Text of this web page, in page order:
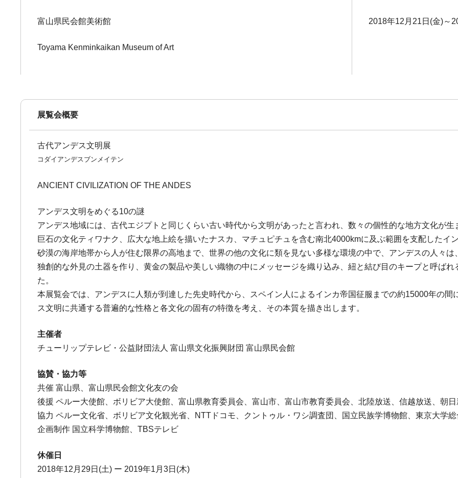
富山県民会館美術館
Toyama Kenminkaikan Museum of Art
2018年12月21日(金)～
展覧会概要
古代アンデス文明展
コダイアンデスブンメイテン
ANCIENT CIVILIZATION OF THE ANDES
アンデス文明をめぐる10の謎
アンデス地域には、古代エジプトと同じくらい古い時代から文明があったと言われ、数々の個性的な地方文化が生
巨石の文化ティワナク、広大な地上絵を描いたナスカ、マチュピチュを含む南北4000kmに及ぶ範囲を支配したイン
砂漠の海岸地帯から人が住む限界の高地まで、世界の他の文化に類を見ない多様な環境の中で、アンデスの人々は
独創的な外見の土器を作り、黄金の製品や美しい織物の中にメッセージを織り込み、紐と結び目のキープと呼ば
た。
本展覧会では、アンデスに人類が到達した先史時代から、スペイン人によるインカ帝国征服までの約15000年の
ス文明に共通する普遍的な性格と各文化の固有の特徴を考え、その本質を描き出します。
主催者
チューリップテレビ・公益財団法人 富山県文化振興財団 富山県民会館
協賛・協力等
共催 富山県、富山県民会館文化友の会
後援 ペルー大使館、ボリビア大使館、富山県教育委員会、富山市、富山市教育委員会、北陸放送、信越放送、朝
協力 ペルー文化省、ボリビア文化観光省、NTTドコモ、クントゥル・ワシ調査団、国立民族学博物館、東京大学
企画制作 国立科学博物館、TBSテレビ
休催日
2018年12月29日(土) ー 2019年1月3日(木)